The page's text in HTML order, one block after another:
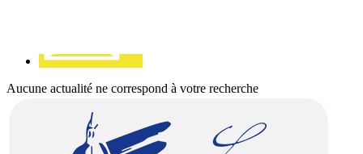
Aucune actualité ne correspond à votre recherche